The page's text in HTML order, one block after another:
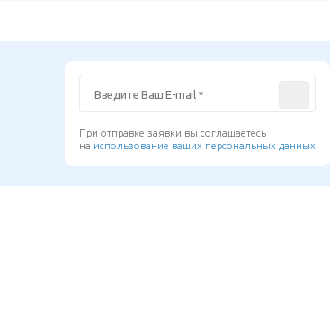
При отправке заявки вы соглашаетесь
на использование ваших персональных данных